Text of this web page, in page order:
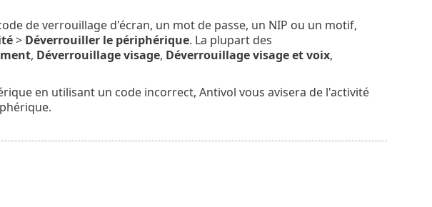
de verrouillage d'écran, un mot de passe, un NIP ou un motif,
> Déverrouiller le périphérique. La plupart des
, Déverrouillage visage, Déverrouillage visage et voix,
en utilisant un code incorrect, Antivol vous avisera de l'activité